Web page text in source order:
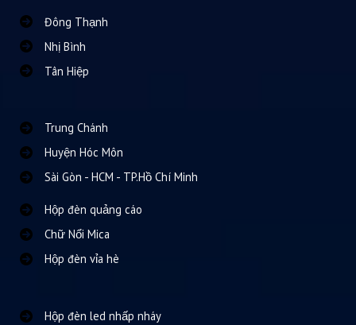
Đông Thạnh
Nhị Bình
Tân Hiệp
Trung Chánh
Huyện Hóc Môn
Sài Gòn - HCM - TP.Hồ Chí Minh
Hộp đèn quảng cáo
Chữ Nổi Mica
Hộp đèn vỉa hè
Hộp đèn led nhấp nháy